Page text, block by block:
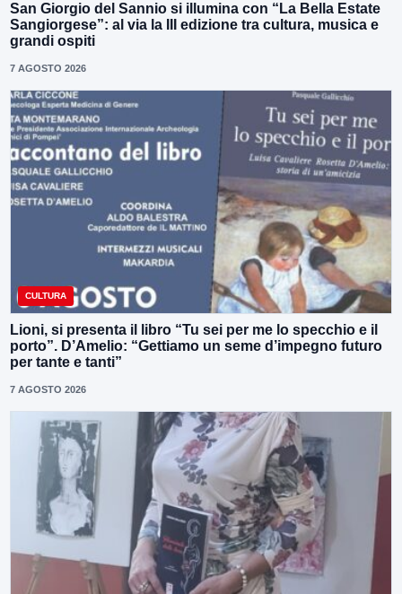
San Giorgio del Sannio si illumina con “La Bella Estate
Sangiorgese”: al via la III edizione tra cultura, musica e
grandi ospiti
7 AGOSTO 2026
CULTURA
Lioni, si presenta il libro “Tu sei per me lo specchio e il
porto”. D’Amelio: “Gettiamo un seme d’impegno futuro
per tante e tanti”
7 AGOSTO 2026